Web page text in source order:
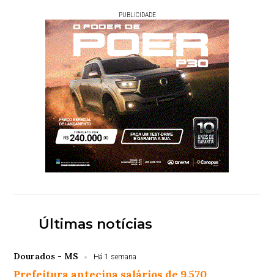
PUBLICIDADE
Últimas notícias
Dourados - MS Há 1 semana